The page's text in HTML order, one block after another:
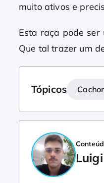
muito ativos e
Esta raça pode
Que tal trazer um
Tópicos